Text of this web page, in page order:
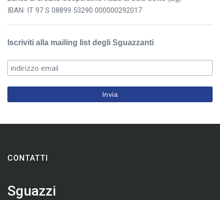
IBAN: IT 97 S 08899 53290 000000292017
Iscriviti alla mailing list degli Sguazzanti
CONTATTI
Sguazzi